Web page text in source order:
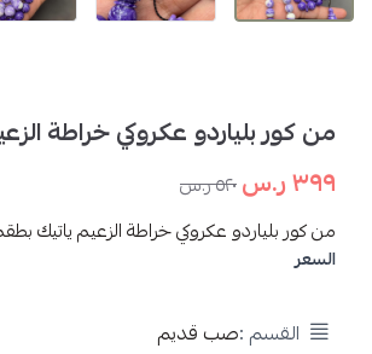
من كور بلياردو عكروكي خراطة
٣٩٩ ر.س
٥٢٠ ر.س
من كور بلياردو عكروكي خراطة الزعيم ياتيك
السعر
القسم :صب قديم